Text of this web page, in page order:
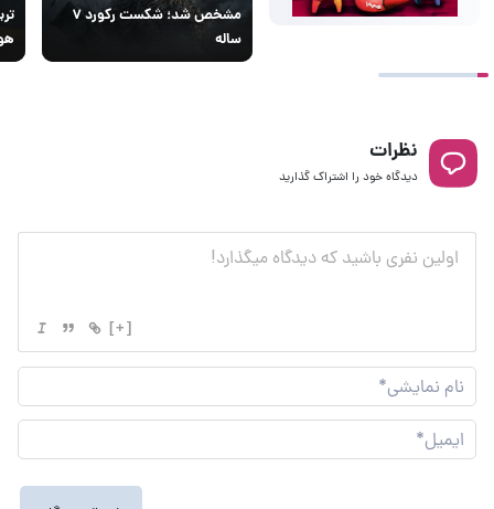
مشخص شد؛ شکست رکورد ۷
ساله
نظرات
دیدگاه خود را اشتراک گذارید
[+]
نام